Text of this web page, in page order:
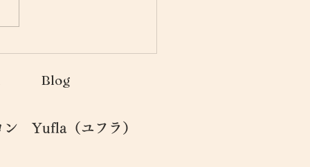
ロカレントとは・・・
Blog
ン Yufla（ユフラ）